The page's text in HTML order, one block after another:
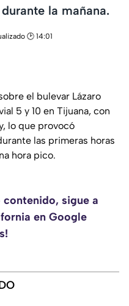
la mañana.
🕑 14:01
el bulevar Lázaro
5 y 10 en Tijuana, con
lo que provocó
las primeras horas
hora pico.
contenido, sigue a
en Google